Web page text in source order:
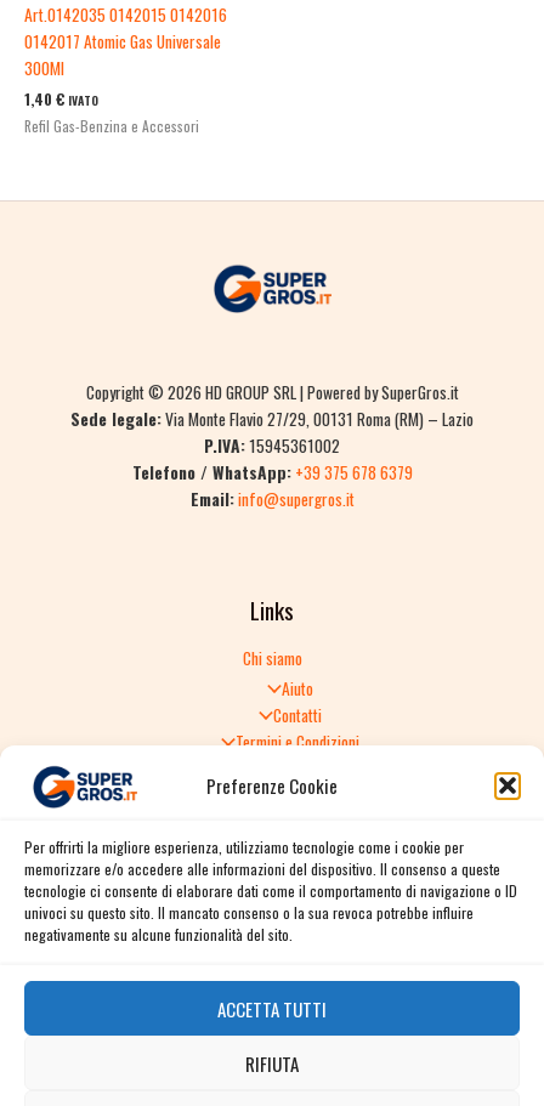
Preferenze Cookie
Per offrirti la migliore esperienza, utilizziamo tecnologie come i cookie per
memorizzare e/o accedere alle informazioni del dispositivo. Il consenso a queste
tecnologie ci consente di elaborare dati come il comportamento di navigazione o ID
univoci su questo sito. Il mancato consenso o la sua revoca potrebbe influire
negativamente su alcune funzionalità del sito.
ACCETTA TUTTI
RIFIUTA
Art.0142035 0142015 0142016
0142017 Atomic Gas Universale
300Ml
1,40 € IVATO
Refil Gas-Benzina e Accessori
Copyright © 2026 HD GROUP SRL | Powered by SuperGros.it
Sede legale:Via Monte Flavio 27/29, 00131 Roma (RM) – Lazio
P.IVA:15945361002
Telefono / WhatsApp: +39 375 678 6379
Email:info@supergros.it
Links
Chi siamo
Aiuto
Contatti
Termini e Condizioni
Politica di Reso
Spedizione e consegna
Informativa sulla Privacy
Cookie Policy
Facebook
Instagram